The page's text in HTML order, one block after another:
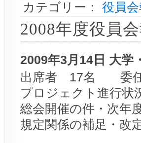
カテゴリー： 役員
2008年度役員
2009年3月14日 大学
出席者 17名 委
プロジェクト進行状
総会開催の件・次年
規定関係の補足・改